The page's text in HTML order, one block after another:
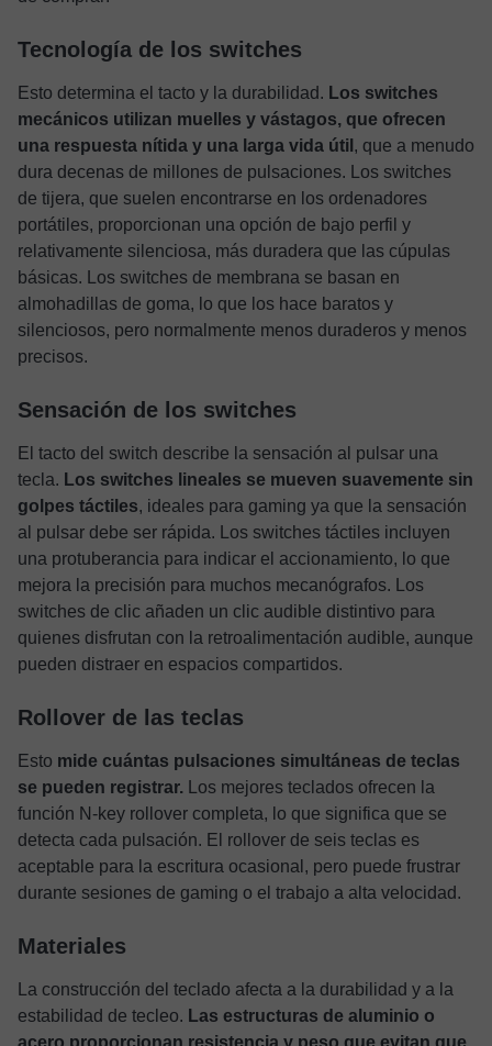
Tecnología de los switches
Esto determina el tacto y la durabilidad. Los switches
mecánicos utilizan muelles y vástagos, que ofrecen
una respuesta nítida y una larga vida útil , que a menudo
dura decenas de millones de pulsaciones. Los switches
de tijera, que suelen encontrarse en los ordenadores
portátiles, proporcionan una opción de bajo perfil y
relativamente silenciosa, más duradera que las cúpulas
básicas. Los switches de membrana se basan en
almohadillas de goma, lo que los hace baratos y
silenciosos, pero normalmente menos duraderos y menos
precisos.
Sensación de los switches
El tacto del switch describe la sensación al pulsar una
tecla. Los switches lineales se mueven suavemente sin
golpes táctiles, ideales para gaming ya que la sensación
al pulsar debe ser rápida. Los switches táctiles incluyen
una protuberancia para indicar el accionamiento, lo que
mejora la precisión para muchos mecanógrafos. Los
switches de clic añaden un clic audible distintivo para
quienes disfrutan con la retroalimentación audible, aunque
pueden distraer en espacios compartidos.
Rollover de las teclas
Esto mide cuántas pulsaciones simultáneas de teclas
se pueden registrar. Los mejores teclados ofrecen la
función N-key rollover completa, lo que significa que se
detecta cada pulsación. El rollover de seis teclas es
aceptable para la escritura ocasional, pero puede frustrar
durante sesiones de gaming o el trabajo a alta velocidad.
Materiales
La construcción del teclado afecta a la durabilidad y a la
estabilidad de tecleo. Las estructuras de aluminio o
acero proporcionan resistencia y peso que evitan que